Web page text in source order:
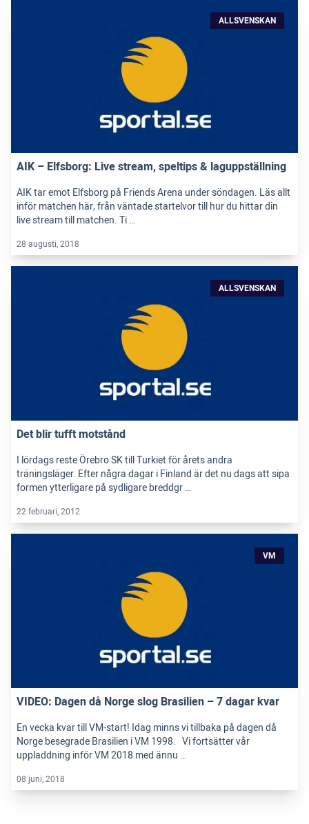
ALLSVENSKAN
AIK – Elfsborg: Live stream, speltips & laguppställning
AIK tar emot Elfsborg på Friends Arena under söndagen. Läs allt
inför matchen här, från väntade startelvor till hur du hittar din
live stream till matchen. Ti …
28 augusti, 2018
ALLSVENSKAN
Det blir tufft motstånd
I lördags reste Örebro SK till Turkiet för årets andra
träningsläger. Efter några dagar i Finland är det nu dags att sipa
formen ytterligare på sydligare breddgr …
22 februari, 2012
VM
VIDEO: Dagen då Norge slog Brasilien – 7 dagar kvar
En vecka kvar till VM-start! Idag minns vi tillbaka på dagen då
Norge besegrade Brasilien i VM 1998. Vi fortsätter vår
uppladdning inför VM 2018 med ännu …
08 juni, 2018